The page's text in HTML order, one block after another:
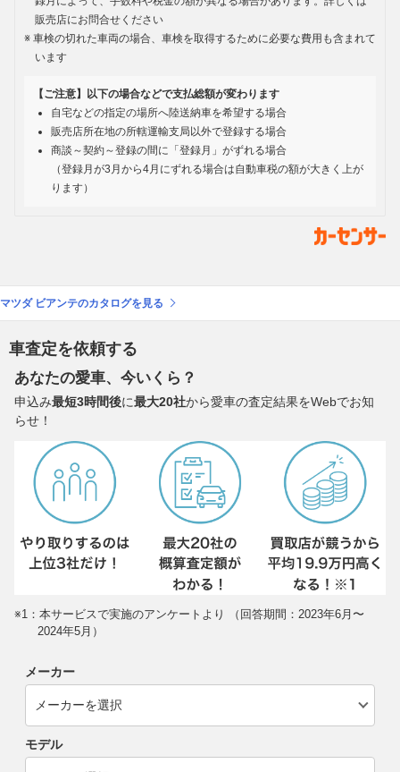
販売店にお問合せください
車検の切れた車両の場合、車検を取得するために必要な費用も含まれて
います
【ご注意】以下の場合などで支払総額が変わります
自宅などの指定の場所へ陸送納車を希望する場合
販売店所在地の所轄運輸支局以外で登録する場合
商談～契約～登録の間に「登録月」がずれる場合
（登録月が3月から4月にずれる場合は自動車税の額が大きく上が
ります）
マツダ ビアンテのカタログを見る
車査定を依頼する
あなたの愛車、今いくら？
申込み最短3時間後に最大20社から愛車の査定結果をWebでお知
らせ！
※1：本サービスで実施のアンケートより （回答期間：2023年6月〜
2024年5月）
メーカー
モデル